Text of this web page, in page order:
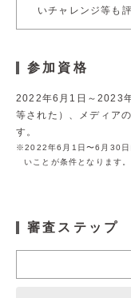
プライバシーポリシー
いチャレンジ等も
参加資格
2022年6月1日～2023
等された）、
メディア
す。
※2022年6月1日〜6月30日
いことが条件となります。
審査ステップ